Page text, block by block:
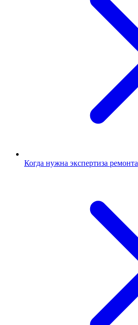
Когда нужна экспертиза ремонта